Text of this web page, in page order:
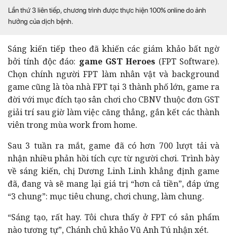
Lần thứ 3 liên tiếp, chương trình được thực hiện 100% online do ảnh
hưởng của dịch bệnh.
Sáng kiến tiếp theo đã khiến các giám khảo bất ngờ
bởi tính độc đáo: game GST Heroes (FPT Software).
Chọn chính người FPT làm nhân vật và background
game cũng là tòa nhà FPT tại 3 thành phố lớn, game ra
đời với mục đích tạo sân chơi cho CBNV thuộc đơn GST
giải trí sau giờ làm việc căng thẳng, gắn kết các thành
viên trong mùa work from home.
Sau 3 tuần ra mắt, game đã có hơn 700 lượt tải và
nhận nhiều phản hồi tích cực từ người chơi. Trình bày
về sáng kiến, chị Dương Linh Linh khẳng định game
đã, đang và sẽ mang lại giá trị “hơn cả tiền”, đáp ứng
“3 chung”: mục tiêu chung, chơi chung, làm chung.
“Sáng tạo, rất hay. Tôi chưa thấy ở FPT có sản phẩm
nào tương tự”, Chánh chủ khảo Vũ Anh Tú nhận xét.